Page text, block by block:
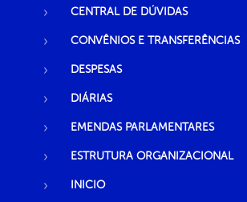
CENTRAL DE DÚVIDAS
CONVÊNIOS E TRANSFERÊNCIAS
DESPESAS
DIÁRIAS
EMENDAS PARLAMENTARES
ESTRUTURA ORGANIZACIONAL
INICIO